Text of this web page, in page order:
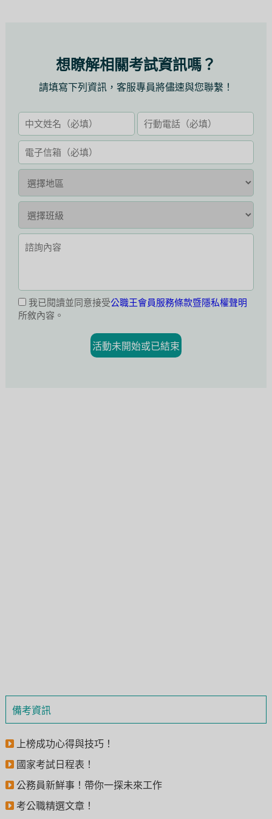
備考資訊
上榜成功心得與技巧！
國家考試日程表！
公務員新鮮事！帶你一探未來工作
考公職精選文章！
想瞭解相關考試資訊嗎？
請填寫下列資訊，客服專員將儘速與您聯繫！
我已閱讀並同意接受公職王會員服務條款暨隱私權聲明
所敘內容。
活動未開始或已結束